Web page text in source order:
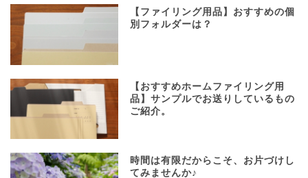
【ファイリング用品】おすすめの個
別フォルダーは？
【おすすめホームファイリング用
品】サンプルでお送りしているもの
ご紹介。
時間は有限だからこそ、お片づけし
てみませんか♪